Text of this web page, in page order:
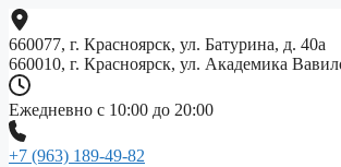
Перейти
к
содержимому
660077, г. Красноярск, ул. Батурина, д. 40а
660010, г. Красноярск, ул. Академика
Ежедневно с 10:00 до 20:00
+7 (963) 189-49-82